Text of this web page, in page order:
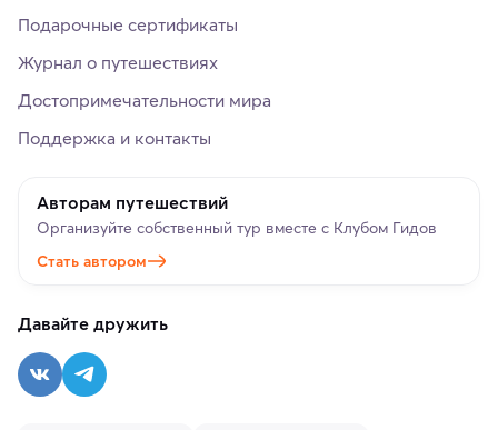
Подарочные сертификаты
Журнал о путешествиях
Достопримечательности мира
Поддержка и контакты
Авторам путешествий
Организуйте собственный тур вместе с Клубом Гидов
Стать автором
Давайте дружить